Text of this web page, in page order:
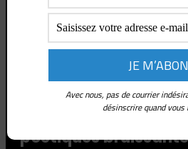
espace de
réflexion, d’écriture,
d’images, de voix, un
espace de création,
d’imagination, de
poétiques
Avec nous, pas de courrier
désinscrire quand vous